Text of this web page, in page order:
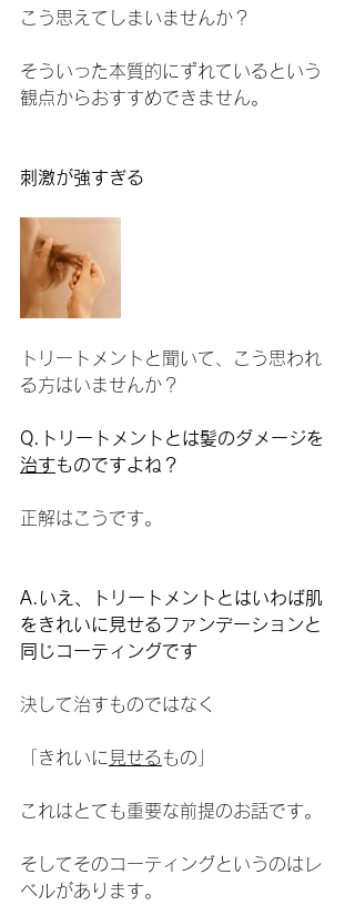
こう思えてしまいませんか？
そういった本質的にずれているという
観点からおすすめできません。
刺激が強すぎる
トリートメントと聞いて、こう思われ
る方はいませんか？
Q.トリートメントとは髪のダメージを
治すものですよね？
正解はこうです。
A.いえ、トリートメントとはいわば肌
をきれいに見せるファンデーションと
同じコーティングです
決して治すものではなく
「きれいに 見せるもの」
これはとても重要な前提のお話です。
そしてそのコーティングというのはレ
ベルがあります。